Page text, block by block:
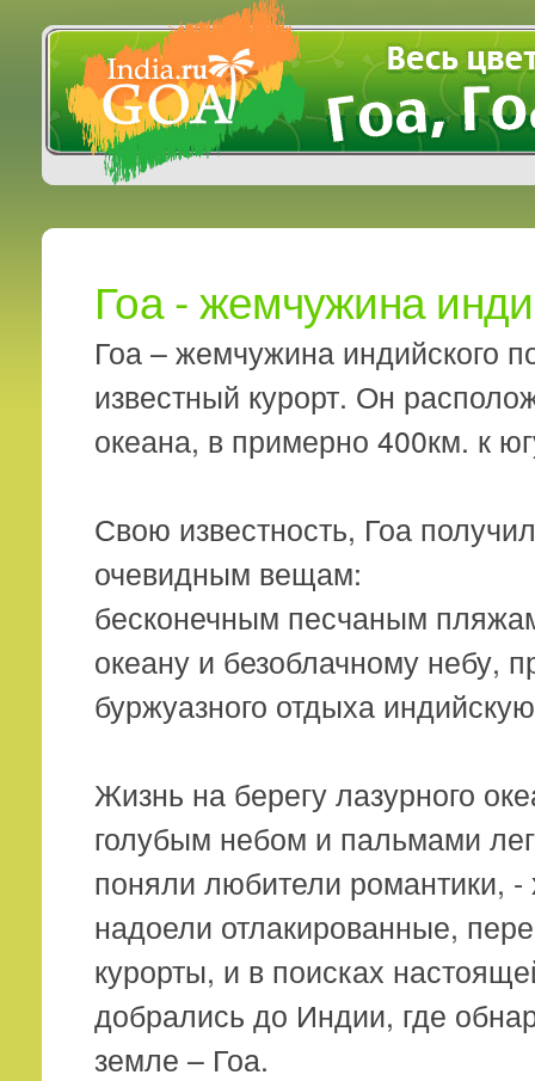
Гоа - жемчужина
Гоа – жемчужина индийского
известный курорт. Он
океана, в примерно 400км. к
Свою известность, Гоа
очевидным вещам:
бесконечным песчаным
океану и безоблачному небу,
буржуазного отдыха
Жизнь на берегу лазурного
голубым небом и пальмами
поняли любители романтики,
надоели отлакированные,
курорты, и в поисках
добрались до Индии, где
земле – Гоа.